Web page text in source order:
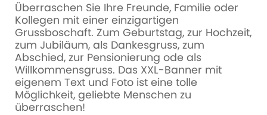
Überraschen Sie Ihre Freunde, Familie oder
Kollegen mit einer einzigartigen
Grussboschaft. Zum Geburtstag, zur Hochzeit,
zum Jubiläum, als Dankesgruss, zum
Abschied, zur Pensionierung ode als
Willkommensgruss. Das XXL-Banner mit
eigenem Text und Foto ist eine tolle
Möglichkeit, geliebte Menschen zu
überraschen!